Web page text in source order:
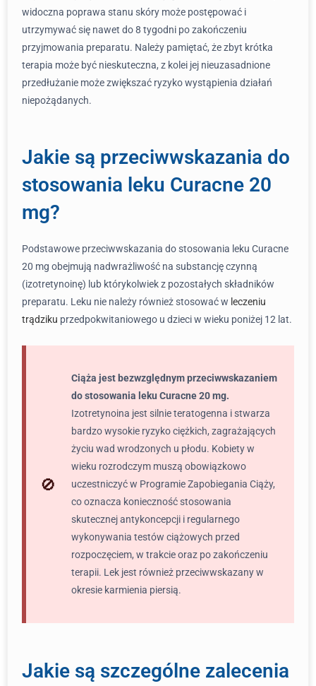
widoczna poprawa stanu skóry może postępować i
utrzymywać się nawet do 8 tygodni po zakończeniu
przyjmowania preparatu. Należy pamiętać, że zbyt krótka
terapia może być nieskuteczna, z kolei jej nieuzasadnione
przedłużanie może zwiększać ryzyko wystąpienia działań
niepożądanych.
Jakie są przeciwwskazania do
stosowania leku Curacne 20
mg?
Podstawowe przeciwwskazania do stosowania leku Curacne
20 mg obejmują nadwrażliwość na substancję czynną
(izotretynoinę) lub którykolwiek z pozostałych składników
preparatu. Leku nie należy również stosować w leczeniu
trądziku przedpokwitaniowego u dzieci w wieku poniżej 12 lat.
Ciąża jest bezwzględnym przeciwwskazaniem
do stosowania leku Curacne 20 mg.
Izotretynoina jest silnie teratogenna i stwarza
bardzo wysokie ryzyko ciężkich, zagrażających
życiu wad wrodzonych u płodu. Kobiety w
wieku rozrodczym muszą obowiązkowo
uczestniczyć w Programie Zapobiegania Ciąży,
co oznacza konieczność stosowania
skutecznej antykoncepcji i regularnego
wykonywania testów ciążowych przed
rozpoczęciem, w trakcie oraz po zakończeniu
terapii. Lek jest również przeciwwskazany w
okresie karmienia piersią.
Jakie są szczególne zalecenia